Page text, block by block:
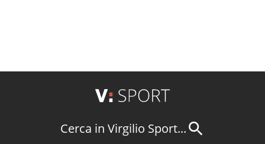
Cerca in Virgilio Sport...